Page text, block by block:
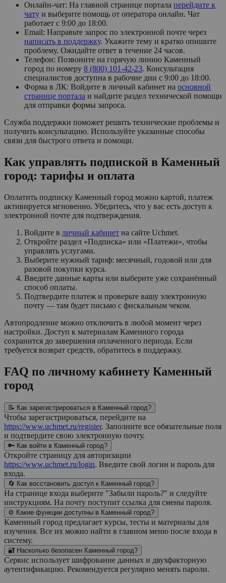
Онлайн-чат: На главной странице портала перейдите к
чату и выберите помощь от оператора онлайн. Чат
работает с 9:00 до 18:00.
Email: Направьте запрос по электронной почте через
написать в поддержку. Укажите тему и кратко опишите
проблему. Ожидайте ответ в течение 24 часов.
Телефон: Позвоните на горячую линию Каменный
город по номеру 8 (800) 101-42-23. Консультация
специалистов доступна в рабочие дни с 9:00 до 18:00.
Форма в ЛК: Войдите в личный кабинет на основной
странице портала и найдите раздел технической помощи
для отправки формы запроса.
Служба поддержки поможет решить технические проблемы и
получить консультацию. Используйте указанные способы
связи для быстрого ответа и помощи.
Как управлять подпиской в Каменный
город: тарифы и оплата
Оплатить подписку Каменный город можно картой, платеж
активируется мгновенно. Убедитесь, что у вас есть доступ к
электронной почте для подтверждения.
Войдите в личный кабинет на сайте Uchmet.
Откройте раздел «Подписка» или «Платежи», чтобы
управлять услугами.
Выберите нужный тариф: месячный, годовой или для
разовой покупки курса.
Введите данные карты или выберите уже сохранённый
способ оплаты.
Подтвердите платеж и проверьте вашу электронную
почту — там будет письмо с фискальным чеком.
Автопродление можно отключить в любой момент через
настройки. Доступ к материалам Каменного города
сохранится до завершения оплаченного периода. Если
требуется возврат средств, обратитесь в поддержку.
FAQ по личному кабинету Каменный
город
📝 Как зарегистрироваться в Каменный город?
Чтобы зарегистрироваться, перейдите на
https://www.uchmet.ru/register. Заполните все обязательные поля
и подтвердите свою электронную почту.
🔑 Как войти в Каменный город?
Откройте страницу для авторизации
https://www.uchmet.ru/login. Введите свой логин и пароль для
входа.
🔄 Как восстановить доступ к Каменный город?
На странице входа выберите "Забыли пароль?" и следуйте
инструкциям. На почту поступит ссылка для смены пароля.
⚙️ Какие функции доступны в Каменный город?
Каменный город предлагает курсы, тесты и материалы для
изучения. Все их можно найти в главном меню после входа в
систему.
🔐 Насколько безопасен Каменный город?
Сервис использует шифрование данных и двухфакторную
аутентификацию. Рекомендуется регулярно менять пароли.